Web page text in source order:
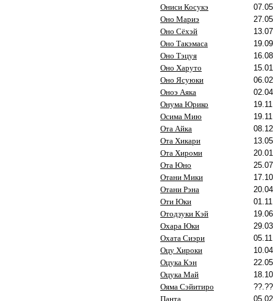
Ониси Косукэ
Оно Мариэ
Оно Сёхэй
Оно Такэмаса
Оно Тэцуя
Оно Харуто
Оно Ясуюки
Оноэ Аяка
Онума Юрико
Осима Мию
Ота Айка
Ота Хикари
Ота Хироми
Ота Юно
Отани Мики
Отани Рэна
Оти Юки
Отодзуки Кэй
Охара Юки
Охата Сиэри
Оцу Хироки
Оцука Кэн
Оцука Май
Ояма Сэйитиро
Панта